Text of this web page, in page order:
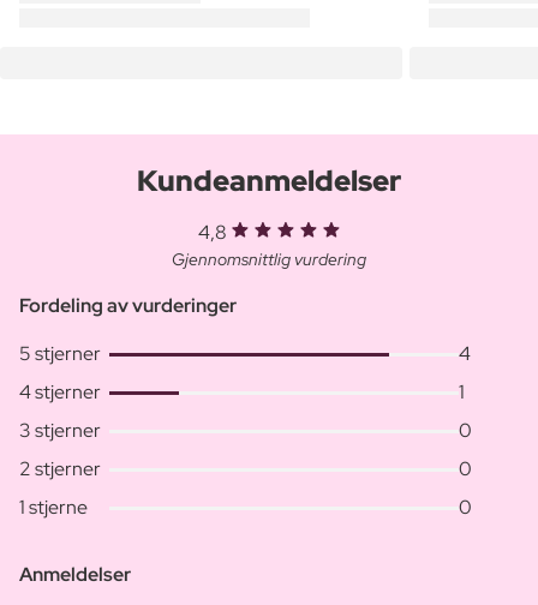
Kundeanmeldelser
4,8
Gjennomsnittlig vurdering
Fordeling av vurderinger
5 stjerner
4
4 stjerner
1
3 stjerner
0
2 stjerner
0
1 stjerne
0
Anmeldelser